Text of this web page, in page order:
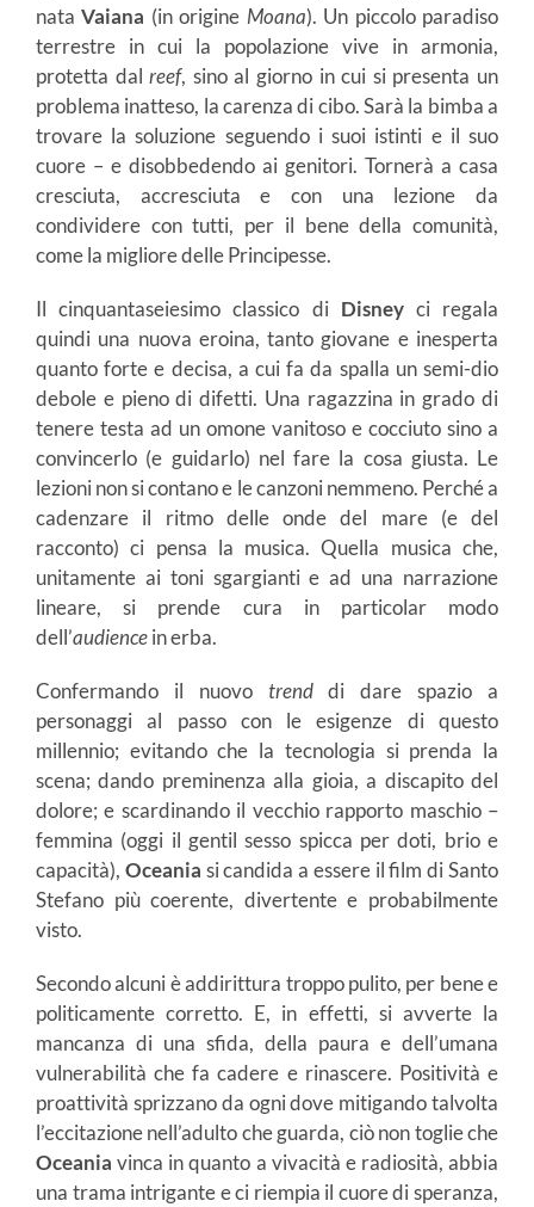
nataVaiana (in origine Moana). Un piccolo paradiso
terrestre in cui la popolazione vive in armonia,
protetta dalreef, sino al giorno in cui si presenta un
problema inatteso, la carenza di cibo. Sarà la bimba a
trovare la soluzione seguendo i suoi istinti e il suo
cuore – e disobbedendo ai genitori. Tornerà a casa
cresciuta, accresciuta e con una lezione da
condividere con tutti, per il bene della comunità,
come la migliore delle Principesse.
Il cinquantaseiesimo classico di Disneyci regala
quindi una nuova eroina, tanto giovane e inesperta
quanto forte e decisa, a cui fa da spalla un semi-dio
debole e pieno di difetti. Una ragazzina in grado di
tenere testa ad un omone vanitoso e cocciuto sino a
convincerlo (e guidarlo) nel fare la cosa giusta. Le
lezioni non si contano e le canzoni nemmeno. Perché a
cadenzare il ritmo delle onde del mare (e del
racconto) ci pensa la musica. Quella musica che,
unitamente ai toni sgargianti e ad una narrazione
lineare, si prende cura in particolar modo
dell’audiencein erba.
Confermando il nuovo trenddi dare spazio a
personaggi al passo con le esigenze di questo
millennio; evitando che la tecnologia si prenda la
scena; dando preminenza alla gioia, a discapito del
dolore; e scardinando il vecchio rapporto maschio –
femmina (oggi il gentil sesso spicca per doti, brio e
capacità), Oceania si candida a essere il film di Santo
Stefano più coerente, divertente e probabilmente
visto.
Secondo alcuni è addirittura troppo pulito, per bene e
politicamente corretto. E, in effetti, si avverte la
mancanza di una sfida, della paura e dell’umana
vulnerabilità che fa cadere e rinascere. Positività e
proattività sprizzano da ogni dove mitigando talvolta
l’eccitazione nell’adulto che guarda, ciò non toglie che
Oceania vinca in quanto a vivacità e radiosità, abbia
una trama intrigante e ci riempia il cuore di speranza,